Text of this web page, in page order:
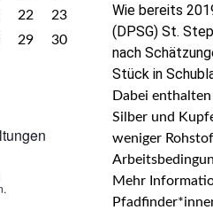
Wie bereits
(DPSG) St.
nach
Stück in
Dabei
Silber und
weniger
Mehr
22
23
29
30